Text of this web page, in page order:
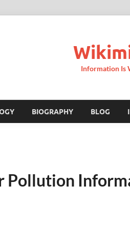
Information Is
BIOGRAPHY BLOG
Air Pollution